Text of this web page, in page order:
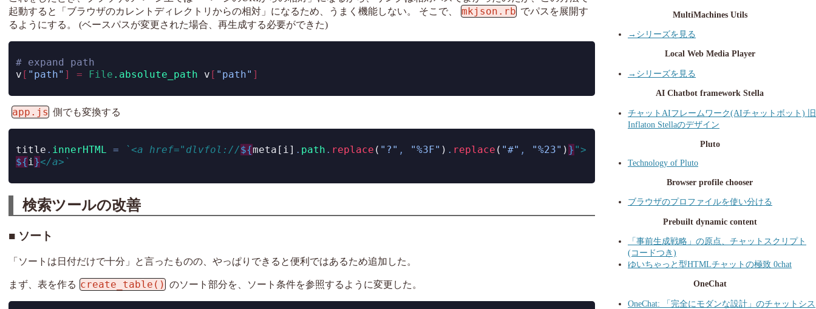
起動すると「ブラウザのカレントディレクトリからの相対」になるため、うまく機能しない。 そこで、
mkjson.rb でパスを展開す
るようにする。 (ベースパスが変更された場合、再生成する必要ができた)
# expand path
v [ "path" ] = File .absolute_path v [ "path" ]
app.js 側でも変換する
title . innerHTML = `<a href="dlvfol://${meta[i] . path . replace ( "?" , "%3F" ) . replace ( "#" , "%23" ) } ">
${ i }</a>`
検索ツールの改善
ソート
「ソートは日付だけで十分」と言ったものの、やっぱりできると便利ではあるため追加した。
まず、表を作る create_table() のソート部分を、ソート条件を参照するように変更した。
MultiMachines Utils
→シリーズを見る
Local Web Media Player
→シリーズを見る
AI Chatbot framework Stella
チャットAIフレームワーク(AIチャットボット) 旧
Inflaton Stellaのデザイン
Pluto
Technology of Pluto
Browser profile chooser
ブラウザのプロファイルを使い分ける
Prebuilt dynamic content
「事前生成戦略」の原点、チャットスクリプト
(コードつき)
ゆいちゃっと型HTMLチャットの極致 0chat
OneChat
OneChat: 「完全にモダンな設計」のチャットシス